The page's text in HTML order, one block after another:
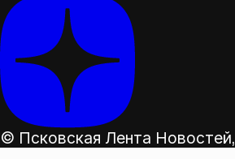
© Псковская Лента Новостей,